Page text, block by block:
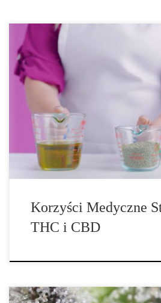
CBD i THC posiadają wiele takich
leczniczych i zapewniają ulgę w wielu
dolegliwościach. Główna różnica
THC z układem
a CBD nie. Ci, którzy niechętnie
wszelkich skutków ubocznych, które
bardziej komfortowo, stosując produkty
CBD. Korzyści zdrowotne stosowania
Korzyści Medyczne
THC i CBD